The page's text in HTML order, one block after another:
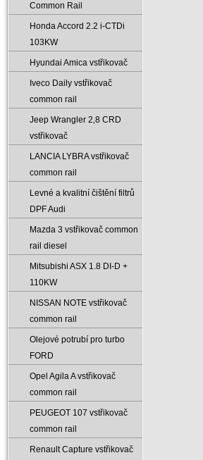
Common Rail
Honda Accord 2.2 i-CTDi
103KW
Hyundai Amica vstřikovač
Iveco Daily vstřikovač
common rail
Jeep Wrangler 2‚8 CRD
vstřikovač
LANCIA LYBRA vstřikovač
common rail
Levné a kvalitní čištění filtrů
DPF Audi
Mazda 3 vstřikovač common
rail diesel
Mitsubishi ASX 1.8 DI-D +
110KW
NISSAN NOTE vstřikovač
common rail
Olejové potrubí pro turbo
FORD
Opel Agila A vstřikovač
common rail
PEUGEOT 107 vstřikovač
common rail
Renault Capture vstřikovač